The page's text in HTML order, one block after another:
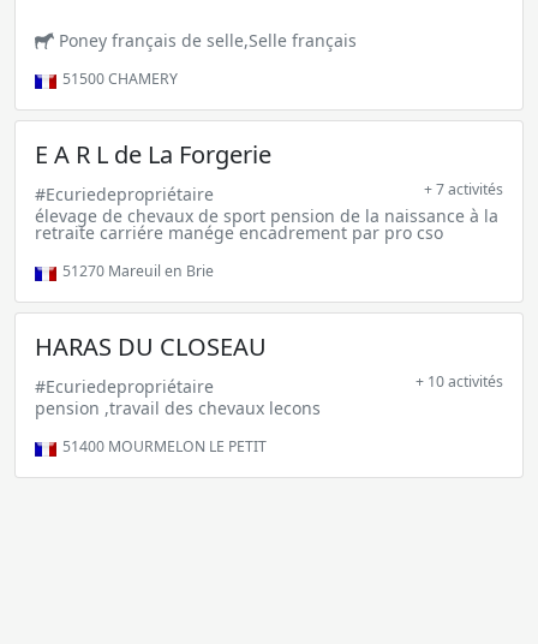
Poney français de selle,Selle français
51500CHAMERY
E A R L de La Forgerie
#Ecuriedepropriétaire + 7 activités
élevage de chevaux de sport pension de la naissance à la
retraite carriére manége encadrement par pro cso
51270 Mareuil en Brie
HARAS DU CLOSEAU
#Ecuriedepropriétaire + 10 activités
pension ,travail des chevaux lecons
51400 MOURMELON LE PETIT